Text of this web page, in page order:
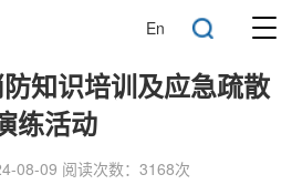
En
知识培训及应急疏散
练活动
08-09 阅读次数：3168次